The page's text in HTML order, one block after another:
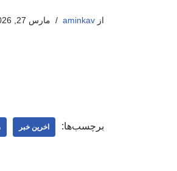
ازaminkav مارس 27, 2026
برچسب‌ها: اخرین خبر